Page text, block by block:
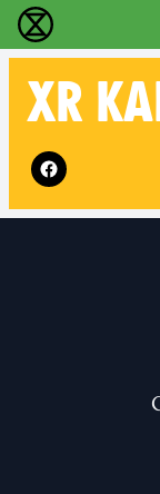
Extinction
XR
Follow XR